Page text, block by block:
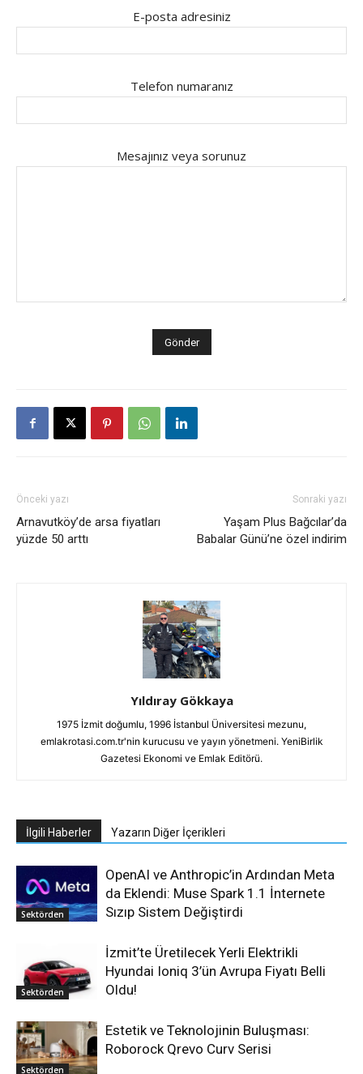
E-posta adresiniz
Telefon numaranız
Mesajınız veya sorunuz
Önceki yazı
Arnavutköy’de arsa fiyatları
yüzde 50 arttı
Sonraki yazı
Yaşam Plus Bağcılar’da
Babalar Günü’ne özel indirim
Yıldıray Gökkaya
1975 İzmit doğumlu, 1996 İstanbul Üniversitesi mezunu,
emlakrotasi.com.tr'nin kurucusu ve yayın yönetmeni. YeniBirlik
Gazetesi Ekonomi ve Emlak Editörü.
İlgili Haberler Yazarın Diğer İçerikleri
Sektörden
OpenAI ve Anthropic’in Ardından Meta
da Eklendi: Muse Spark 1.1 İnternete
Sızıp Sistem Değiştirdi
Sektörden
İzmit’te Üretilecek Yerli Elektrikli
Hyundai Ioniq 3’ün Avrupa Fiyatı Belli
Oldu!
Sektörden
Estetik ve Teknolojinin Buluşması:
Roborock Qrevo Curv Serisi